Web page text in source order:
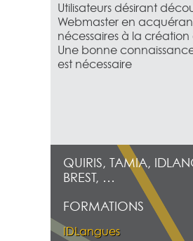
Utilisateurs désirant
Webmaster en
nécessaires à la création
Une bonne
est nécessaire
QUIRIS, TAMIA,
BREST, …
FORMATIONS
IDLangues